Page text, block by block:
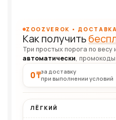
ZOOZVEROK • ДОСТАВКА
Как получить
Три простых порога по
автоматически,
0 ₸за доставку
при выполнении условий
ЛЁГКИЙ